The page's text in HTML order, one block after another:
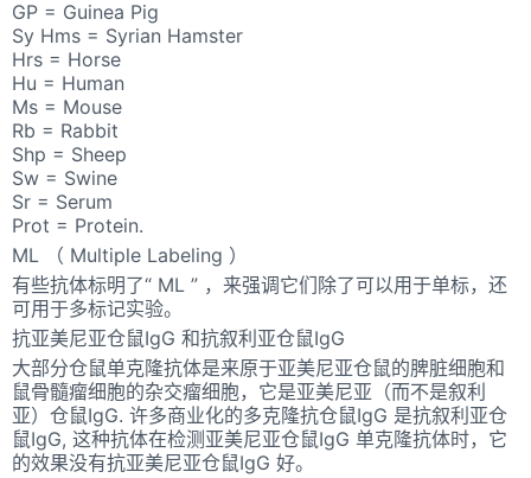
GP = Guinea Pig
Sy Hms = Syrian Hamster
Hrs = Horse
Hu = Human
Ms = Mouse
Rb = Rabbit
Shp = Sheep
Sw = Swine
Sr = Serum
Prot = Protein.
ML （ Multiple Labeling ）
有些抗体标明了“ ML ” ，来强调它们除了可以用于单标，还
可用于多标记实验。
抗亚美尼亚仓鼠IgG 和抗叙利亚仓鼠IgG
大部分仓鼠单克隆抗体是来原于亚美尼亚仓鼠的脾脏细胞和
鼠骨髓瘤细胞的杂交瘤细胞，它是亚美尼亚（而不是叙利
亚）仓鼠IgG. 许多商业化的多克隆抗仓鼠IgG 是抗叙利亚仓
鼠IgG, 这种抗体在检测亚美尼亚仓鼠IgG 单克隆抗体时，它
的效果没有抗亚美尼亚仓鼠IgG 好。